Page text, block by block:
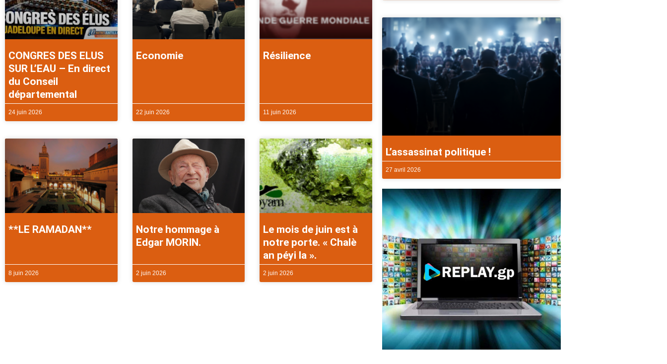
CONGRES DES ELUS
SUR L’EAU – En direct
du Conseil
départemental
24 juin 2026
Economie
22 juin 2026
Résilience
11 juin 2026
**LE RAMADAN**
8 juin 2026
Notre hommage à
Edgar MORIN.
2 juin 2026
Le mois de juin est à
notre porte. « Chalè
an péyi la ».
2 juin 2026
L’assassinat politique !
27 avril 2026